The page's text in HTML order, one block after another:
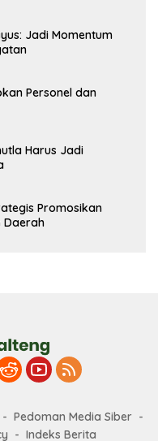
Jadi Momentum
Personel dan
Harus Jadi
Promosikan
Daerah
Pedoman Media Siber
Indeks Berita